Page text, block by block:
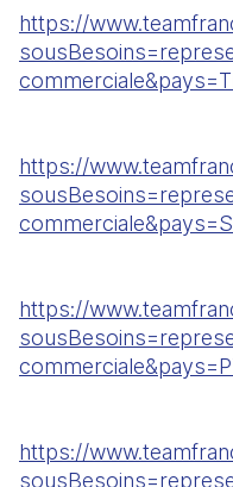
https://
https://
https://
https://